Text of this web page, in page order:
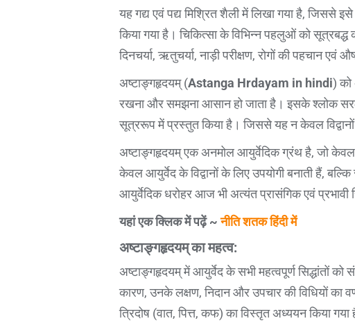
यह गद्य एवं पद्य मिश्रित शैली में लिखा गया है, जिससे
किया गया है। चिकित्सा के विभिन्न पहलुओं को
दिनचर्या, ऋतुचर्या, नाड़ी परीक्षण, रोगों की पहचान एवं
अष्टाङ्गहृदयम् (Astanga Hrdayam in hindi) को
रखना और समझना आसान हो जाता है। इसके श्लोक सरल
सूत्ररूप में प्रस्तुत किया है। जिससे यह न केवल
अष्टाङ्गहृदयम् एक अनमोल आयुर्वेदिक ग्रंथ है, जो केवल
केवल आयुर्वेद के विद्वानों के लिए उपयोगी बनाती हैं,
आयुर्वेदिक धरोहर आज भी अत्यंत प्रासंगिक एवं प्रभावी
यहां एक क्लिक में पढ़ें ~नीति शतक हिंदी में
अष्टाङ्गहृदयम् का महत्व:
अष्टाङ्गहृदयम् में आयुर्वेद के सभी महत्वपूर्ण सिद्धांतों
कारण, उनके लक्षण, निदान और उपचार की विधियों
त्रिदोष (वात, पित्त, कफ) का विस्तृत अध्ययन किया